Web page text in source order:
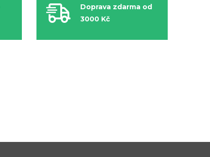
Doprava zdarma od
3000 Kč